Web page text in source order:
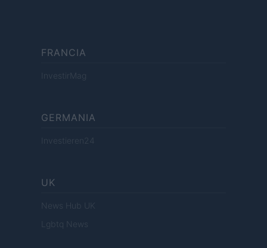
FRANCIA
InvestirMag
GERMANIA
Investieren24
UK
News Hub UK
Lgbtq News